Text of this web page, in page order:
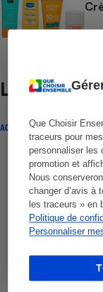
Que Choisir
traceurs pour
personnaliser les
promotion et
Nous
changer d’avis à
les traceurs » en
Politique de
Personnaliser
Lire aussi
ACTUALITÉ